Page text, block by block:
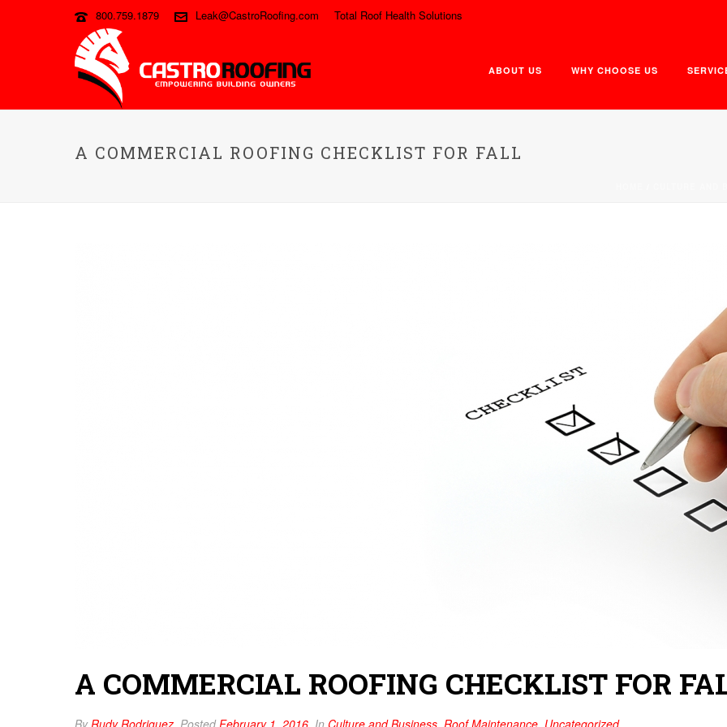
800.759.1879 Leak@CastroRoofing.com Total Roof Health Solutions
ABOUT US WHY CHOOSE US
A COMMERCIAL ROOFING CHECKLIST FOR FALL
A COMMERCIAL ROOFING CHECKLIST FOR
By Rudy Rodriguez Posted February 1, 2016 In Culture and Business Roof Maintenance Uncategorized